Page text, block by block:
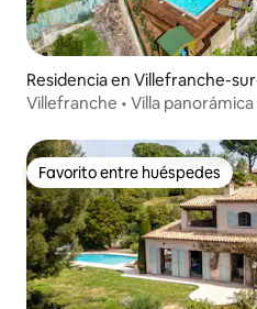
Residencia en Villefranche-
Villefranche • Villa
Favorito entre huéspedes
Favorito entre huéspedes